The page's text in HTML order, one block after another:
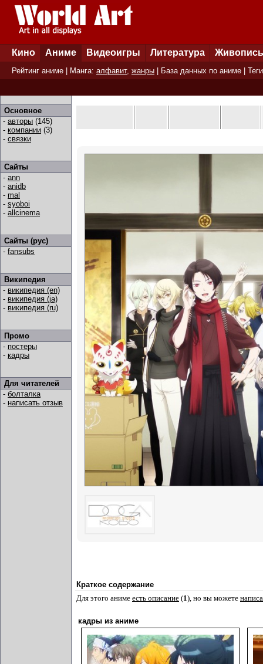
Кино Аниме Видеоигры Литература Живопись
Рейтинг аниме | Манга: алфавит, жанры База данных по аниме Теги
Основное
- авторы (145)
- компании (3)
- связки
Сайты
- ann
- anidb
- mal
- syoboi
- allcinema
Сайты (рус)
- fansubs
Википедия
- википедия (en)
- википедия (ja)
- википедия (ru)
Промо
- постеры
- кадры
Для читателей
- болталка
- написать отзыв
Краткое содержание
Для этого аниме есть описание (1), но вы можете
кадры из аниме